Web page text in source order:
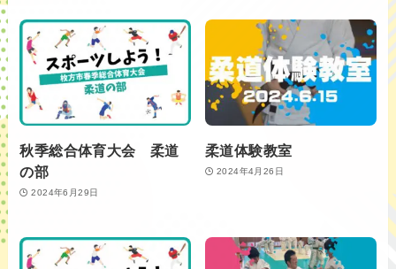
秋季総合体育大会 柔道
の部
2024年6月29日
柔道体験教室
2024年4月26日